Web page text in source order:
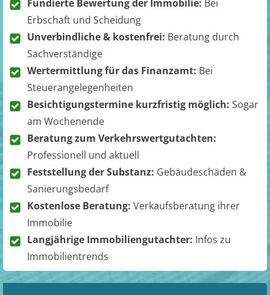
Fundierte Bewertung der Immobilie: Bei
Erbschaft und Scheidung
Unverbindliche & kostenfrei: Beratung durch
Sachverständige
Wertermittlung für das Finanzamt: Bei
Steuerangelegenheiten
Besichtigungstermine kurzfristig möglich: Sogar
am Wochenende
Beratung zum Verkehrswertgutachten:
Professionell und aktuell
Feststellung der Substanz: Gebäudeschäden &
Sanierungsbedarf
Kostenlose Beratung: Verkaufsberatung ihrer
Immobilie
Langjährige Immobiliengutachter: Infos zu
Immobilientrends